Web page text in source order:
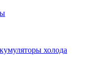
холода